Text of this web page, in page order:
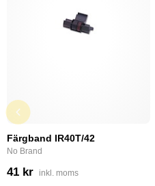
Färgband IR40T/42
No Brand
41 kr inkl. moms